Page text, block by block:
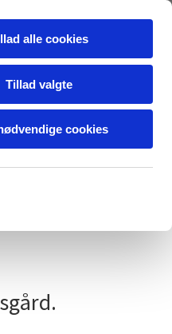
alle cookies
Tillad valgte
cookies